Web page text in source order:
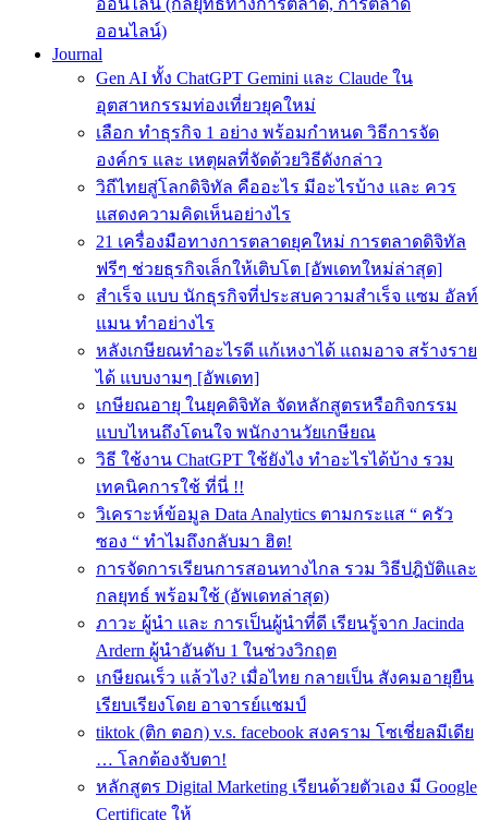
ออนไลน์ (กลยุทธ์ทางการตลาด, การตลาด
ออนไลน์)
Journal
Gen AI ทั้ง ChatGPT Gemini และ Claude ใน
อุตสาหกรรมท่องเที่ยวยุคใหม่
เลือก ทำธุรกิจ 1 อย่าง พร้อมกำหนด วิธีการจัด
องค์กร และ เหตุผลที่จัดด้วยวิธีดังกล่าว
วิถีไทยสู่โลกดิจิทัล คืออะไร มีอะไรบ้าง และ ควร
แสดงความคิดเห็นอย่างไร
21 เครื่องมือทางการตลาดยุคใหม่ การตลาดดิจิทัล
ฟรีๆ ช่วยธุรกิจเล็กให้เติบโต [อัพเดทใหม่ล่าสุด]
สำเร็จ แบบ นักธุรกิจที่ประสบความสําเร็จ แซม อัลท์
แมน ทำอย่างไร
หลังเกษียณทําอะไรดี แก้เหงาได้ แถมอาจ สร้างราย
ได้ แบบงามๆ [อัพเดท]
เกษียณอายุ ในยุคดิจิทัล จัดหลักสูตรหรือกิจกรรม
แบบไหนถึงโดนใจ พนักงานวัยเกษียณ
วิธี ใช้งาน ChatGPT ใช้ยังไง ทำอะไรได้บ้าง รวม
เทคนิคการใช้ ที่นี่ !!
วิเคราะห์ข้อมูล Data Analytics ตามกระแส “ ครัว
ซอง “ ทำไมถึงกลับมา ฮิต!
การจัดการเรียนการสอนทางไกล รวม วิธีปฎิบัติและ
กลยุทธ์ พร้อมใช้ (อัพเดทล่าสุด)
ภาวะ ผู้นำ และ การเป็นผู้นำที่ดี เรียนรู้จาก Jacinda
Ardern ผู้นำอันดับ 1 ในช่วงวิกฤต
เกษียณเร็ว แล้วไง? เมื่อไทย กลายเป็น สังคมอายุยืน
เรียบเรียงโดย อาจารย์แชมป์
tiktok (ติก ตอก) v.s. facebook สงคราม โซเชี่ยลมีเดีย
… โลกต้องจับตา!
หลักสูตร Digital Marketing เรียนด้วยตัวเอง มี Google
Certificate ให้